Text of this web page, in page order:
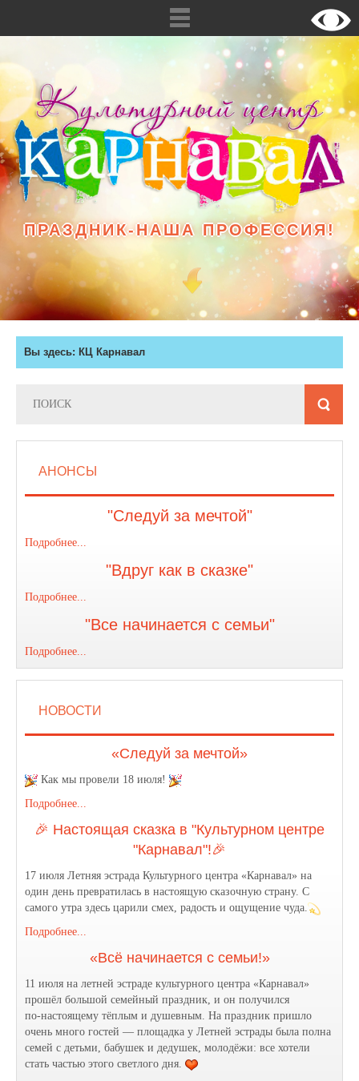
ПРАЗДНИК-НАША ПРОФЕССИЯ!
Вы здесь: КЦ Карнавал
АНОНСЫ
"Следуй за мечтой"
Подробнее...
"Вдруг как в сказке"
Подробнее...
"Все начинается с семьи"
Подробнее...
НОВОСТИ
«Следуй за мечтой»
Как мы провели 18 июля!
Подробнее...
🎉 Настоящая сказка в "Культурном центре
"Карнавал"!🎉
17 июля Летняя эстрада Культурного центра «Карнавал» на
один день превратилась в настоящую сказочную страну. С
самого утра здесь царили смех, радость и ощущение чуда.
Подробнее...
«Всё начинается с семьи!»
11 июля на летней эстраде культурного центра «Карнавал»
прошёл большой семейный праздник, и он получился
по‑настоящему тёплым и душевным. На праздник пришло
очень много гостей — площадка у Летней эстрады была полна
семей с детьми, бабушек и дедушек, молодёжи: все хотели
стать частью этого светлого дня.